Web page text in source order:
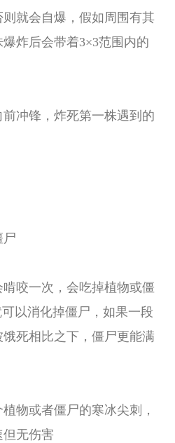
就会自爆，假如周围有其
炸后会带着3×3范围内的
冲锋，炸死第一株遇到的
尸
咬一次，会吃掉植物或僵
以消化掉僵尸，如果一段
死相比之下，僵尸更能满
物或者僵尸的寒冰尖刺，
无伤害